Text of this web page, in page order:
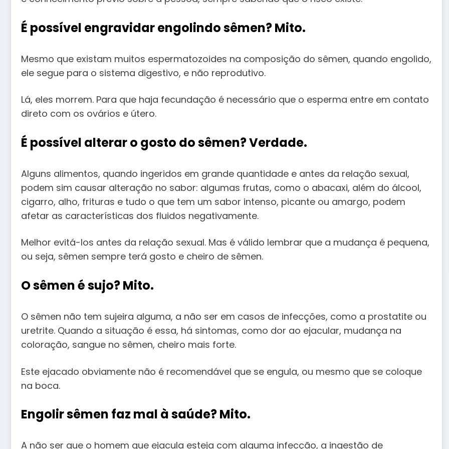
É possível engravidar engolindo sêmen?Mito.
Mesmo que existam muitos espermatozoides na composição do sêmen, quando engolido,
ele segue para o sistema digestivo, e não reprodutivo.
Lá, eles morrem. Para que haja fecundação é necessário que o esperma entre em contato
direto com os ovários e útero.
É possível alterar o gosto do sêmen? Verdade.
Alguns alimentos, quando ingeridos em grande quantidade e antes da relação sexual,
podem sim causar alteração no sabor: algumas frutas, como o abacaxi, além do álcool,
cigarro, alho, frituras e tudo o que tem um sabor intenso, picante ou amargo, podem
afetar as características dos fluidos negativamente.
Melhor evitá-los antes da relação sexual. Mas é válido lembrar que a mudança é pequena,
ou seja, sêmen sempre terá gosto e cheiro de sêmen.
O sêmen é sujo?Mito.
O sêmen não tem sujeira alguma, a não ser em casos de infecções, como a prostatite ou
uretrite. Quando a situação é essa, há sintomas, como dor ao ejacular, mudança na
coloração, sangue no sêmen, cheiro mais forte.
Este ejacado obviamente não é recomendável que se engula, ou mesmo que se coloque
na boca.
Engolir sêmen faz mal à saúde?Mito.
A não ser que o homem que ejacula esteja com alguma infecção, a ingestão de